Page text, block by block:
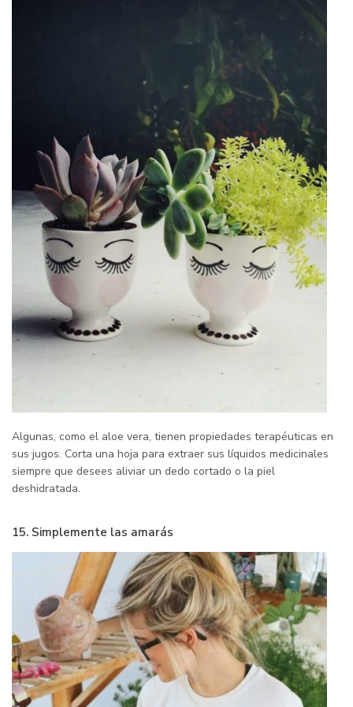
Algunas, como el aloe vera, tienen propiedades terapéuticas en
sus jugos. Corta una hoja para extraer sus líquidos medicinales
siempre que desees aliviar un dedo cortado o la piel
deshidratada.
15. Simplemente las amarás